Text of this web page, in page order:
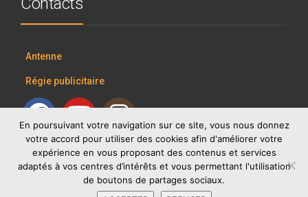
Antenne
Régie publicitaire
En poursuivant votre navigation sur ce site, vous nous donnez
votre accord pour utiliser des cookies afin d'améliorer votre
expérience en vous proposant des contenus et services
adaptés à vos centres d’intérêts et vous permettant l'utilisation
de boutons de partages sociaux.